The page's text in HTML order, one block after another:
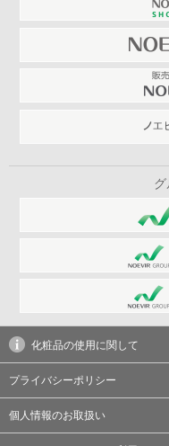
化粧品の使用に関して
プライバシーポリシー
個人情報のお取扱い